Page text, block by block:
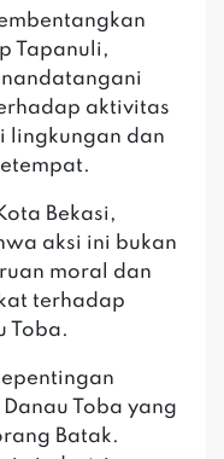
Tapanuli,
aktivitas
lingkungan dan
Bekasi,
aksi ini bukan
moral dan
terhadap
Toba.
Toba yang
Batak.